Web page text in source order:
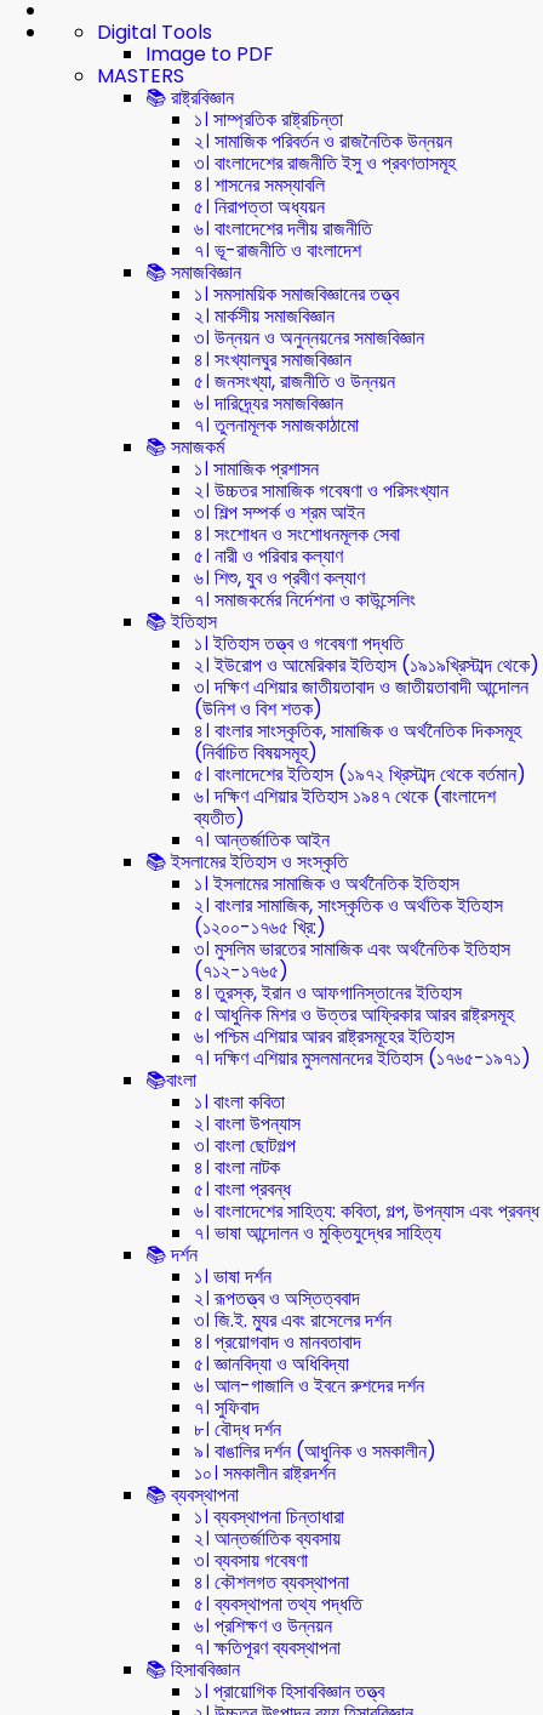
Digital Tools
Image to PDF
MASTERS
📚 রাষ্ট্রবিজ্ঞান
১। সাম্প্রতিক রাষ্ট্রচিন্তা
২। সামাজিক পরিবর্তন ও রাজনৈতিক উন্নয়ন
৩। বাংলাদেশের রাজনীতি ইসু ও প্রবণতাসমূহ
৪। শাসনের সমস্যাবলি
৫। নিরাপত্তা অধ্যয়ন
৬। বাংলাদেশের দলীয় রাজনীতি
৭। ভূ-রাজনীতি ও বাংলাদেশ
📚 সমাজবিজ্ঞান
১। সমসাময়িক সমাজবিজ্ঞানের তত্ত্ব
২। মার্কসীয় সমাজবিজ্ঞান
৩। উন্নয়ন ও অনুন্নয়নের সমাজবিজ্ঞান
৪। সংখ্যালঘুর সমাজবিজ্ঞান
৫। জনসংখ্যা, রাজনীতি ও উন্নয়ন
৬। দারিদ্র্যের সমাজবিজ্ঞান
৭। তুলনামূলক সমাজকাঠামো
📚 সমাজকর্ম
১। সামাজিক প্রশাসন
২। উচ্চতর সামাজিক গবেষণা ও পরিসংখ্যান
৩। শিল্প সম্পর্ক ও শ্রম আইন
৪। সংশোধন ও সংশোধনমূলক সেবা
৫। নারী ও পরিবার কল্যাণ
৬। শিশু, যুব ও প্রবীণ কল্যাণ
৭। সমাজকর্মের নির্দেশনা ও কাউন্সেলিং
📚 ইতিহাস
১। ইতিহাস তত্ত্ব ও গবেষণা পদ্ধতি
২। ইউরোপ ও আমেরিকার ইতিহাস (১৯১৯খ্রিস্টাব্দ থেকে)
৩। দক্ষিণ এশিয়ার জাতীয়তাবাদ ও জাতীয়তাবাদী আন্দোলন
(উনিশ ও বিশ শতক)
৪। বাংলার সাংস্কৃতিক, সামাজিক ও অর্থনৈতিক দিকসমূহ
(নির্বাচিত বিষয়সমূহ)
৫। বাংলাদেশের ইতিহাস (১৯৭২ খ্রিস্টাব্দ থেকে বর্তমান)
৬। দক্ষিণ এশিয়ার ইতিহাস ১৯৪৭ থেকে (বাংলাদেশ
ব্যতীত)
৭। আন্তর্জাতিক আইন
📚 ইসলামের ইতিহাস ও সংস্কৃতি
১। ইসলামের সামাজিক ও অর্থনৈতিক ইতিহাস
২। বাংলার সামাজিক, সাংস্কৃতিক ও অর্থতিক ইতিহাস
(১২০০-১৭৬৫ খ্রি:)
৩। মুসলিম ভারতের সামাজিক এবং অর্থনৈতিক ইতিহাস
(৭১২-১৭৬৫)
৪। তুরস্ক, ইরান ও আফগানিস্তানের ইতিহাস
৫। আধুনিক মিশর ও উত্তর আফ্রিকার আরব রাষ্ট্রসমূহ
৬। পশ্চিম এশিয়ার আরব রাষ্ট্রসমূহের ইতিহাস
৭। দক্ষিণ এশিয়ার মুসলমানদের ইতিহাস (১৭৬৫-১৯৭১)
📚বাংলা
১। বাংলা কবিতা
২। বাংলা উপন্যাস
৩। বাংলা ছোটগল্প
৪। বাংলা নাটক
৫। বাংলা প্রবন্ধ
৬। বাংলাদেশের সাহিত্য: কবিতা, গল্প, উপন্যাস এবং প্রবন্ধ
৭। ভাষা আন্দোলন ও মুক্তিযুদ্ধের সাহিত্য
📚 দর্শন
১। ভাষা দর্শন
২। রূপতত্ত্ব ও অস্তিত্ববাদ
৩। জি.ই. ম্যুর এবং রাসেলের দর্শন
৪। প্রয়োগবাদ ও মানবতাবাদ
৫। জ্ঞানবিদ্যা ও অধিবিদ্যা
৬। আল-গাজালি ও ইবনে রুশদের দর্শন
৭। সুফিবাদ
৮। বৌদ্ধ দর্শন
৯। বাঙালির দর্শন (আধুনিক ও সমকালীন)
১০। সমকালীন রাষ্ট্রদর্শন
📚 ব্যবস্থাপনা
১। ব্যবস্থাপনা চিন্তাধারা
২। আন্তর্জাতিক ব্যবসায়
৩। ব্যবসায় গবেষণা
৪। কৌশলগত ব্যবস্থাপনা
৫। ব্যবস্থাপনা তথ্য পদ্ধতি
৬। প্রশিক্ষণ ও উন্নয়ন
৭। ক্ষতিপূরণ ব্যবস্থাপনা
📚 হিসাববিজ্ঞান
১। প্রায়োগিক হিসাববিজ্ঞান তত্ত্ব